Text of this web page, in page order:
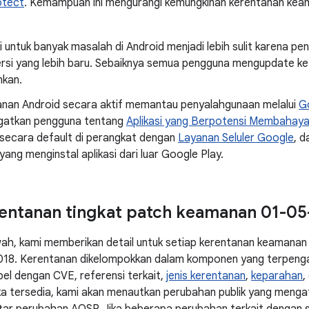
. Kemampuan ini mengurangi kemungkinan kerentanan
untuk banyak masalah di Android menjadi lebih sulit karena
yang lebih baru. Sebaiknya semua pengguna mengupdate
Android secara aktif memantau penyalahgunaan melalui
pengguna tentang Aplikasi yang Berpotensi
default di perangkat dengan Layanan Seluler Google,
menginstal aplikasi dari luar Google Play.
tingkat patch keamanan 01-
kami memberikan detail untuk setiap kerentanan
Kerentanan dikelompokkan dalam komponen yang
dengan CVE, referensi terkait, jenis kerentanan, keparahan,
tersedia, kami akan menautkan perubahan publik yang